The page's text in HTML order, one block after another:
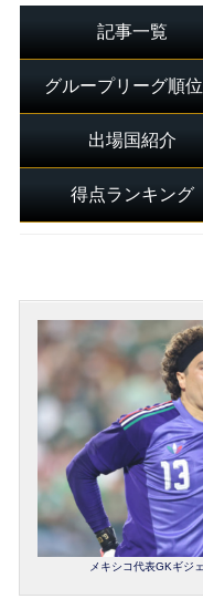
記事一覧
グループリーグ順
出場国紹介
得点ランキング
メキシコ代表GKギジ